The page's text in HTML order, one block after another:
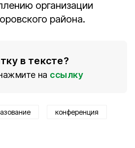
организации
района.
в тексте?
на ссылку
конференция